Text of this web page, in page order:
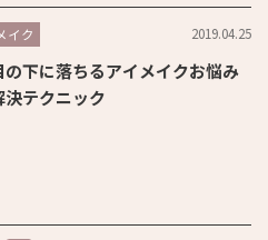
イク 2019.04.25
の下に落ちるアイメイクお悩み
決テクニック